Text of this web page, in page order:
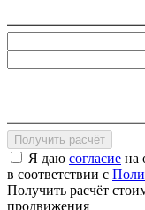
Получить расчёт
Я даю согласие на
в соответствии с
Получить расчёт
продвижения